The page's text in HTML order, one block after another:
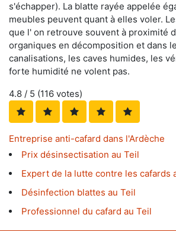
s'échapper). La blatte rayée appelée
meubles peuvent quant à elles voler.
que l' on retrouve souvent à proximité
organiques en décomposition et dans
canalisations, les caves humides, les
forte humidité ne volent pas.
4.8 / 5 (116 votes)
Entreprise anti-cafard dans l'Ardèche
Prix désinsectisation au Teil
Expert de la lutte contre les cafards
Désinfection blattes au Teil
Professionnel du cafard au Teil